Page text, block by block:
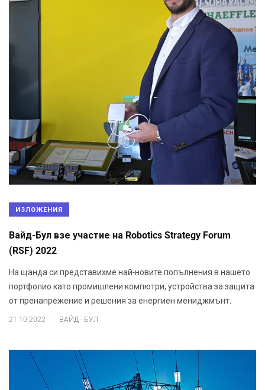
ИЗЛОЖЕНИЯ
Вайд-Бул взе участие на Robotics Strategy Forum
(RSF) 2022
На щанда си представихме най-новите попълнения в нашето
портфолио като промишлени компютри, устройства за защита
от пренапрежение и решения за енергиен мениджмънт.
21.10.2022 . ВАЙД - БУЛ